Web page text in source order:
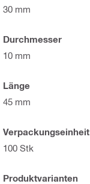
30 mm
Durchmesser
10 mm
Länge
45 mm
Verpackungseinheit
100 Stk
Produktvarianten